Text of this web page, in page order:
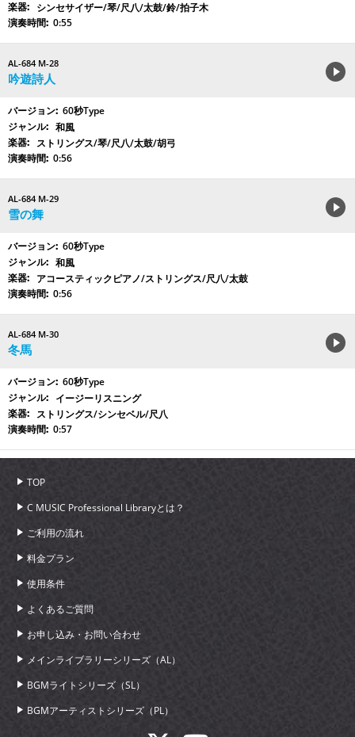
シンセサイザー/琴/尺八/太鼓/鈴/拍子木
0:55
AL-684 M-28
吟遊詩人
60秒Type
和風
ストリングス/琴/尺八/太鼓/胡弓
0:56
AL-684 M-29
雪の舞
60秒Type
和風
アコースティックピアノ/ストリングス/尺八/太鼓
0:56
AL-684 M-30
冬馬
60秒Type
イージーリスニング
ストリングス/シンセベル/尺八
0:57
TOP
C MUSIC Professional Libraryとは？
ご利用の流れ
料金プラン
使用条件
よくあるご質問
お申し込み・お問い合わせ
メインライブラリーシリーズ（AL）
BGMライトシリーズ（SL）
BGMアーティストシリーズ（PL）